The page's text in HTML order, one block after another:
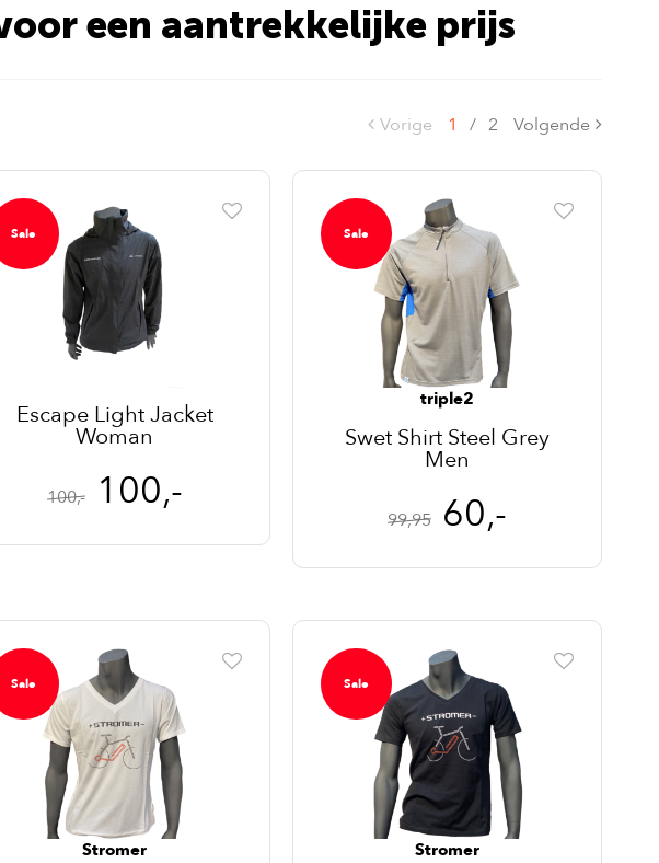
een aantrekkelijke prijs
Vorige 1 / 2 Volgende
Sale
Escape Light Jacket
Woman
100,- 100,-
Sale
triple2
Swet Shirt Steel Grey
Men
99,95 60,-
Sale
Stromer
Sale
Stromer